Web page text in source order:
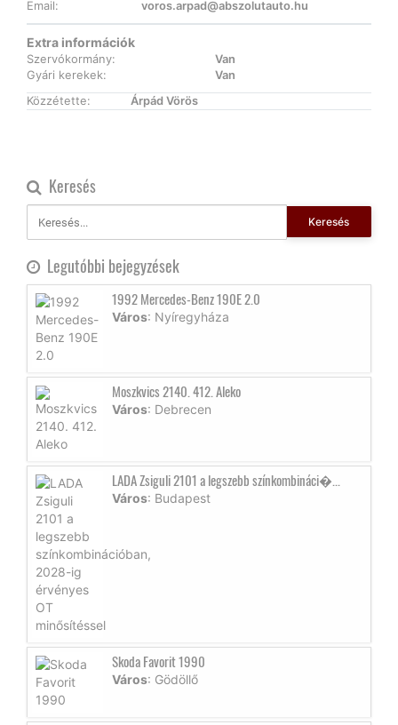
Email:
voros.arpad@abszolutauto.hu
Extra információk
Szervókormány:
Van
Gyári kerekek:
Van
Közzétette:
Árpád Vörös
Keresés
Keresés
Legutóbbi bejegyzések
1992 Mercedes-Benz 190E 2.0
Város: Nyíregyháza
Moszkvics 2140. 412. Aleko
Város: Debrecen
LADA Zsiguli 2101 a legszebb színkombináci�...
Város: Budapest
Skoda Favorit 1990
Város: Gödöllő